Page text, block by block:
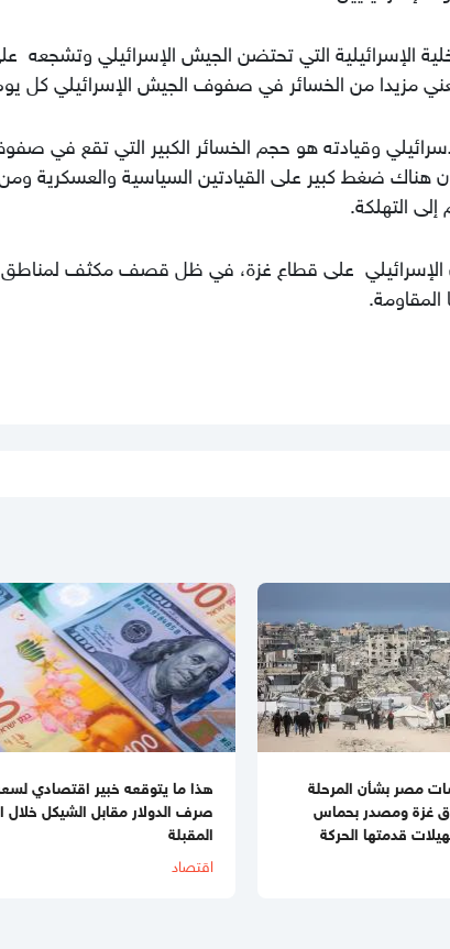
الإسرائيلية التي تحتضن الجيش الإسرائيلي وتشجعه
يعني مزيدا من الخسائر في صفوف الجيش الإسرائيلي كل
وقيادته هو حجم الخسائر الكبير التي تقع في
ضغط كبير على القيادتين السياسية والعسكرية
التهلكة.
يتواصل العدوان الإسرائيلي على قطاع غزة، في ظل قصف مكثف لمناطق
مصر بشأن المرحلة
غزة ومصدر بحماس
قدمتها الحركة
هذا ما يتوقعه خبير اقتصادي
صرف الدولار مقابل الشيكل خلال
المقبلة
اقتصاد